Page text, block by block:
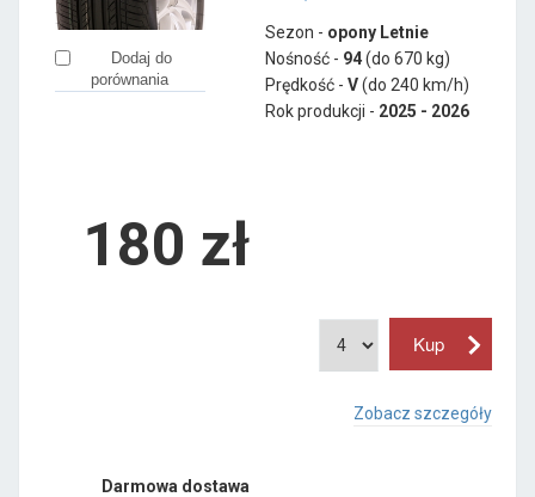
Dodaj do
porównania
Sezon - opony Letnie
Nośność - 94(do 670 kg)
Prędkość - V(do 240 km/h)
Rok produkcji - 2025 - 2026
180 zł
Zobacz szczegóły
Darmowa dostawa